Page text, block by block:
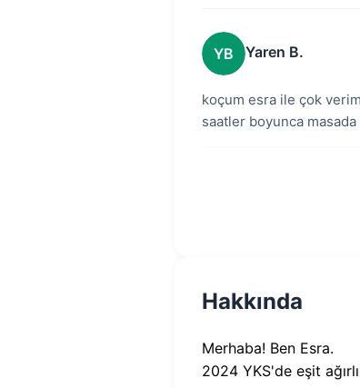
YB Yaren B.
koçum esra ile çok
saatler boyunca
Hakkında
Merhaba! Ben Esra.
2024 YKS'de eşit